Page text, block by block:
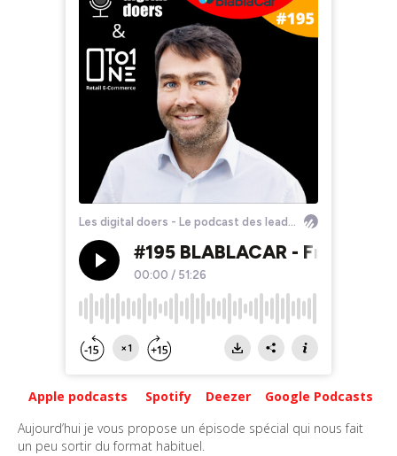
Apple podcasts Spotify Deezer
Google Podcasts
Aujourd’hui je vous propose un épisode spécial qui nous fait
un peu sortir du format habituel.